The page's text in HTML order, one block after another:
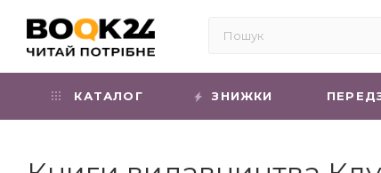
КАТАЛОГ ЗНИЖКИ